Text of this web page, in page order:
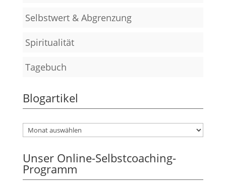
Selbstwert & Abgrenzung
Spiritualität
Tagebuch
Blogartikel
Unser Online-Selbstcoaching-
Programm